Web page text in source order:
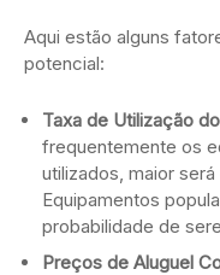
Aqui estão alguns
potencial:
Taxa de Utilização
frequentemente os
utilizados, maior
Equipamentos
probabilidade de
Preços de Aluguel